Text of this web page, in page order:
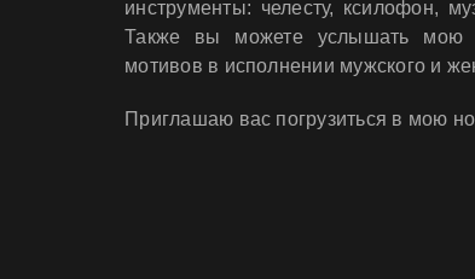
инструменты: челесту, ксилофон,
Также вы можете услышать мою
мотивов в исполнении мужского и
Приглашаю вас погрузиться в мою